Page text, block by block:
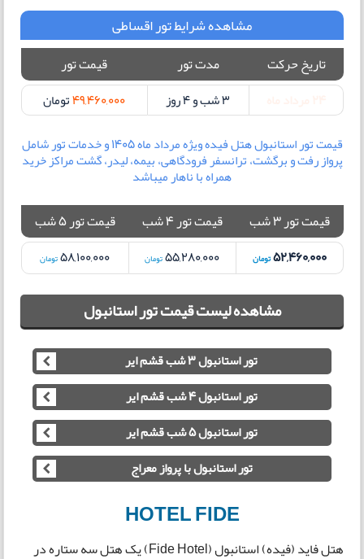
مشاهده شرایط تور اقساطی
تاریخ حرکت مدت تور قیمت تور
3 شب و 4 روز 49,460,000تومان
قیمت تور استانبول هتل فیده ویژه مرداد ماه 1405 و خدمات تور شامل
پرواز رفت و برگشت، ترانسفر فرودگاهی، بیمه، لیدر، گشت مراکز خرید
همراه با ناهار میباشد
قیمت تور 3 شب قیمت تور 4 شب قیمت تور 5 شب
52,460,000تومان 55,280,000تومان 58,100,000تومان
مشاهده لیست قیمت تور استانبول
تور استانبول 3 شب قشم ایر
تور استانبول 4 شب قشم ایر
تور استانبول 5 شب قشم ایر
تور استانبول با پرواز معراج
HOTEL FIDE
هتل فاید (فیده) استانبول (Fide Hotel) یک هتل سه ستاره در